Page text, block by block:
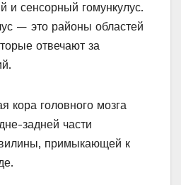
и сенсорный гомункулус.
— это районы областей
отвечают за
кора головного мозга
задней части
примыкающей к